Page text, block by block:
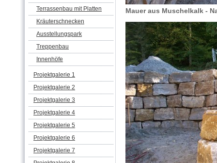
Terrassenbau mit Platten
Kräuterschnecken
Ausstellungspark
Treppenbau
Innenhöfe
Projektgalerie 1
Projektgalerie 2
Projektgalerie 3
Projektgalerie 4
Projektgalerie 5
Projektgalerie 6
Projektgalerie 7
Mauer aus Muschelkalk -